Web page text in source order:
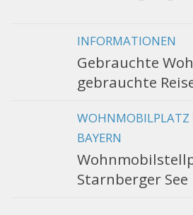
INFORMATIONEN
Gebrauchte
gebrauchte
WOHNMOBILPLATZ
BAYERN
Starnberger See